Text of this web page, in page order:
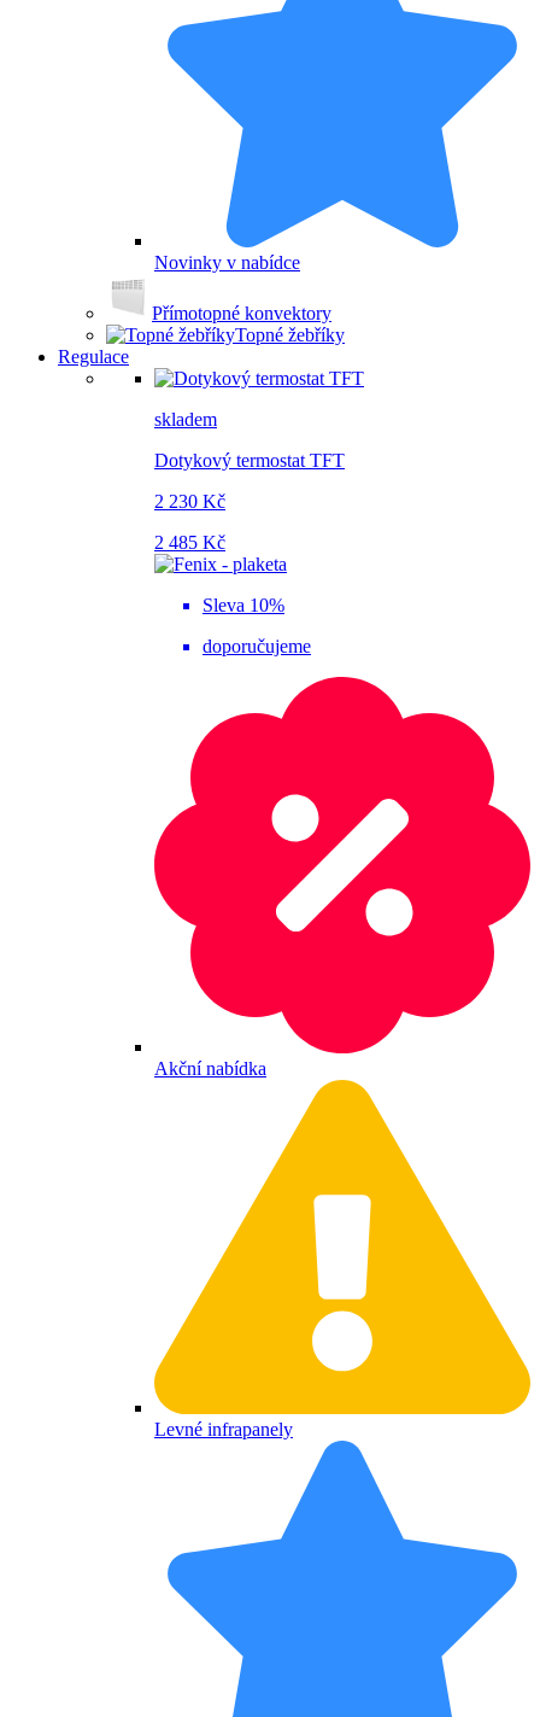
Novinky v nabídce
Přímotopné konvektory
Topné žebříky
Regulace
skladem
Dotykový termostat TFT
2 230 Kč
2 485 Kč
Sleva 10%
doporučujeme
Akční nabídka
Levné infrapanely